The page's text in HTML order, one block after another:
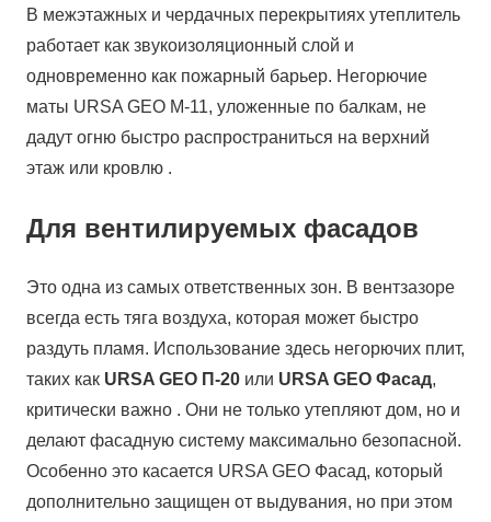
В межэтажных и чердачных перекрытиях утеплитель
работает как звукоизоляционный слой и
одновременно как пожарный барьер. Негорючие
маты URSA GEO М-11, уложенные по балкам, не
дадут огню быстро распространиться на верхний
этаж или кровлю .
Для вентилируемых фасадов
Это одна из самых ответственных зон. В вентзазоре
всегда есть тяга воздуха, которая может быстро
раздуть пламя. Использование здесь негорючих плит,
таких как URSA GEO П-20 или URSA GEO Фасад,
критически важно . Они не только утепляют дом, но и
делают фасадную систему максимально безопасной.
Особенно это касается URSA GEO Фасад, который
дополнительно защищен от выдувания, но при этом